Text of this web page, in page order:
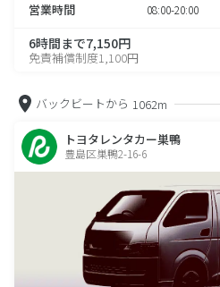
営業時間 08:00-20:00
6時間まで7,150円
免責補償制度1,100円
バックビートから 1062m
トヨタレンタカー巣鴨
豊島区巣鴨2-16-6